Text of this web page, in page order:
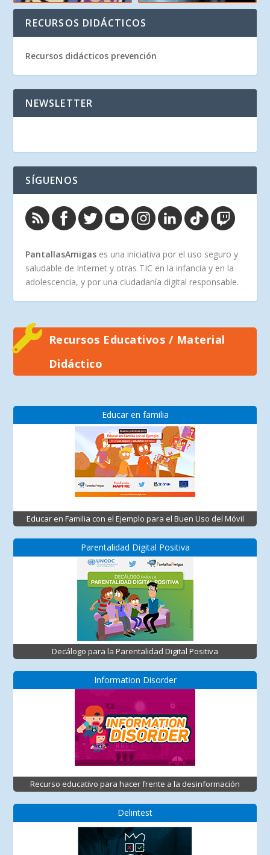
RECURSOS DIDÁCTICOS
Recursos didácticos prevención
NEWSLETTER
SÍGUENOS
PantallasAmigas es una iniciativa por el uso seguro y
saludable de Internet y otras TIC en la infancia y en la
adolescencia, y por una ciudadanía digital responsable.
Recursos Educativos / Material
Didáctico
Educar en familia
Educar en Familia con el Ejemplo para el Buen Uso del Móvil
Parentalidad Digital Positiva
Decálogo para la Parentalidad Digital Positiva
Information Disorder
Recurso educativo para hacer frente a la desinformación
Delintest